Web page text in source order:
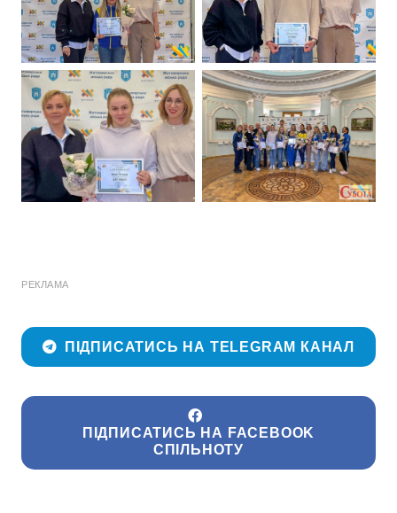
РЕКЛАМА
ПІДПИСАТИСЬ НА TELEGRAM КАНАЛ
ПІДПИСАТИСЬ НА FACEBOOK
СПІЛЬНОТУ